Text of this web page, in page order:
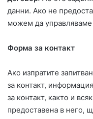
данни. Ако не
можем да управляваме
Форма за контакт
Ако изпратите
за контакт,
за контакт, както и
предоставена в него,